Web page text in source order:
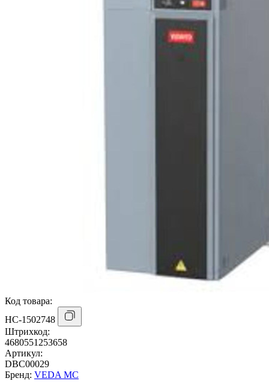
Код товара:
НС-1502748
Штрихкод:
4680551253658
Артикул:
DBC00029
Бренд: VEDA MC